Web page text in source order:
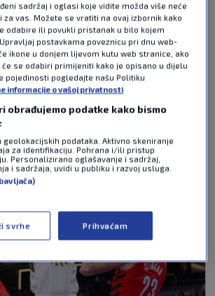
- KOŠARKA
sadržaj i oglasi koje vidite možda više neće
vas. Možete se vratiti na ovaj izbornik kako
odabire ili povukli pristanak u bilo kojem
postavkama poveznicu pri dnu web-
ikone u donjem lijevom kutu web stranice, ako
će se odabiri primijeniti kako je opisano u dijelu
pojedinosti pogledajte našu Politiku
informacije o vašoj privatnosti
obrađujemo podatke kako bismo
geolokacijskih podataka. Aktivno skeniranje
za identifikaciju. Pohrana i/ili pristup
Personalizirano oglašavanje i sadržaj,
i sadržaja, uvidi u publiku i razvoj usluga.
svrhe Prihvaćam